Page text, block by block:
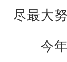
尽最大
今年3